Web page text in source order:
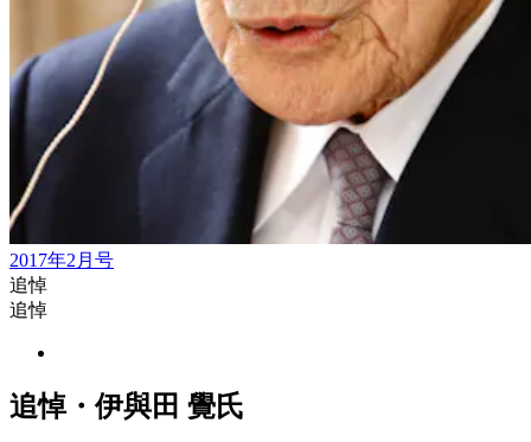
2017年2月号
追悼
追悼
追悼・伊與田 覺氏